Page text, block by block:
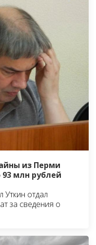
из Перми
млн рублей
Уткин отдал
за сведения о